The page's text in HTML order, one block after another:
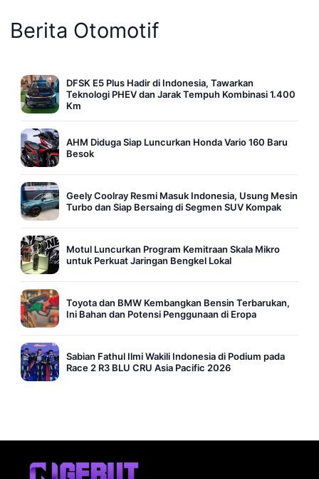
Berita Otomotif
DFSK E5 Plus Hadir di Indonesia, Tawarkan
Teknologi PHEV dan Jarak Tempuh Kombinasi 1.400
Km
AHM Diduga Siap Luncurkan Honda Vario 160 Baru
Besok
Geely Coolray Resmi Masuk Indonesia, Usung Mesin
Turbo dan Siap Bersaing di Segmen SUV Kompak
Motul Luncurkan Program Kemitraan Skala Mikro
untuk Perkuat Jaringan Bengkel Lokal
Toyota dan BMW Kembangkan Bensin Terbarukan,
Ini Bahan dan Potensi Penggunaan di Eropa
Sabian Fathul Ilmi Wakili Indonesia di Podium pada
Race 2 R3 BLU CRU Asia Pacific 2026